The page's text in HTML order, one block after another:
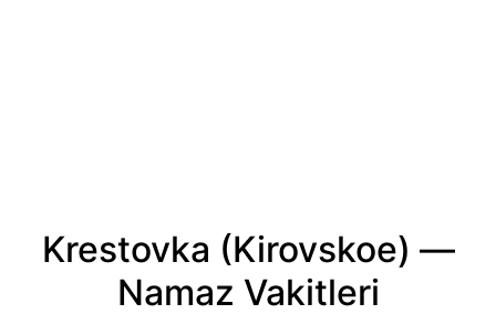
Krestovka (Kirovskoe) —
Namaz Vakitleri